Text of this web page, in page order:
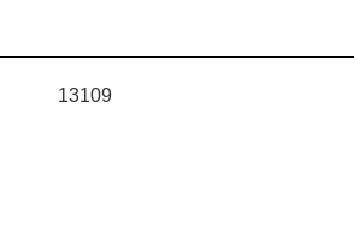
13109